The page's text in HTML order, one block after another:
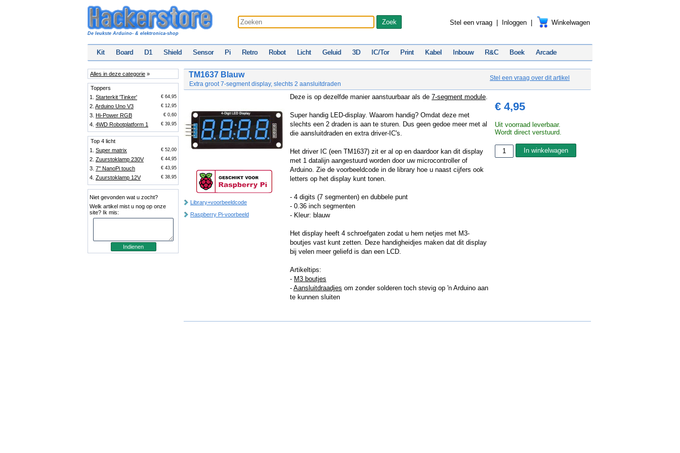
De leukste Arduino- & elektronica-shop
Stel een vraag Inloggen Winkelwagen
Kit Board D1 Shield Sensor Pi Retro Robot Licht Geluid 3D IC/Tor Print Kabel Inbouw R&C Boek Arcade
Alles in deze categorie »
Toppers
1. Starterkit 'Tinker' € 64,95
2. Arduino Uno V3 € 12,95
3. Hi-Power RGB € 0,60
4. 4WD Robotplatform 1 € 39,95
Top 4 licht
1. Super matrix € 52,00
2. Zuurstoklamp 230V € 44,95
3. 7'' NanoPi touch € 43,95
4. Zuurstoklamp 12V € 38,95
Niet gevonden wat u zocht?
Welk artikel mist u nog op onze
site? Ik mis:
TM1637 Blauw
Extra groot 7-segment display, slechts 2 aansluitdraden
Stel een vraag over dit artikel
Library+voorbeeldcode
Raspberry Pi-voorbeeld
Deze is op dezelfde manier aanstuurbaar als de 7-segment module.
Super handig LED-display. Waarom handig? Omdat deze met
slechts een 2 draden is aan te sturen. Dus geen gedoe meer met al
die aansluitdraden en extra driver-IC's.
Het driver IC (een TM1637) zit er al op en daardoor kan dit display
met 1 datalijn aangestuurd worden door uw microcontroller of
Arduino. Zie de voorbeeldcode in de library hoe u naast cijfers ook
letters op het display kunt tonen.
- 4 digits (7 segmenten) en dubbele punt
- 0.36 inch segmenten
- Kleur: blauw
Het display heeft 4 schroefgaten zodat u hem netjes met M3-
boutjes vast kunt zetten. Deze handigheidjes maken dat dit display
bij velen meer geliefd is dan een LCD.
Artikeltips:
- M3 boutjes
- Aansluitdraadjes om zonder solderen toch stevig op 'n Arduino aan
te kunnen sluiten
€ 4,95
Uit voorraad leverbaar.
Wordt direct verstuurd.